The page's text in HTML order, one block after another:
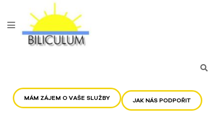
MÁM ZÁJEM O VAŠE SLUŽBY JAK NÁS PODPOŘIT